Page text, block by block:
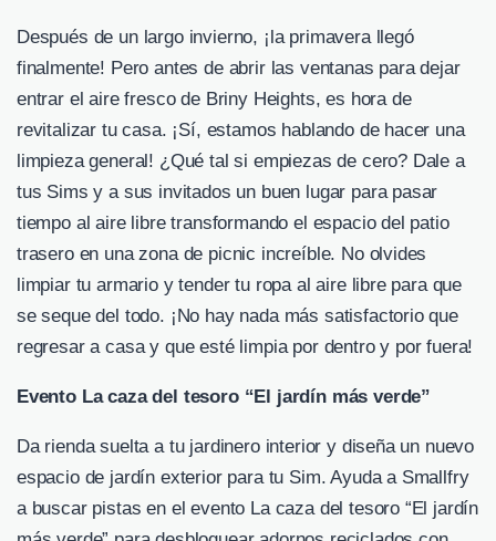
Después de un largo invierno, ¡la primavera llegó
finalmente! Pero antes de abrir las ventanas para dejar
entrar el aire fresco de Briny Heights, es hora de
revitalizar tu casa. ¡Sí, estamos hablando de hacer una
limpieza general! ¿Qué tal si empiezas de cero? Dale a
tus Sims y a sus invitados un buen lugar para pasar
tiempo al aire libre transformando el espacio del patio
trasero en una zona de picnic increíble. No olvides
limpiar tu armario y tender tu ropa al aire libre para que
se seque del todo. ¡No hay nada más satisfactorio que
regresar a casa y que esté limpia por dentro y por fuera!
Evento La caza del tesoro “El jardín más verde”
Da rienda suelta a tu jardinero interior y diseña un nuevo
espacio de jardín exterior para tu Sim. Ayuda a Smallfry
a buscar pistas en el evento La caza del tesoro “El jardín